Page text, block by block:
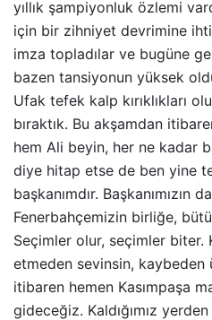
yıllık şampiyonluk özlemi
için bir zihniyet devrimine
imza topladılar ve bugüne
bazen tansiyonun yüksek
Ufak tefek kalp kırıklıkları
bıraktık. Bu akşamdan
hem Ali beyin, her ne kadar
diye hitap etse de ben yine
başkanımdır. Başkanımızın
Fenerbahçemizin birliğe,
Seçimler olur, seçimler biter.
etmeden sevinsin, kaybeden
itibaren hemen Kasımpaşa
gideceğiz. Kaldığımız